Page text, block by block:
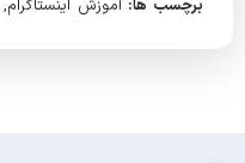
برچسب ها: آموزش اینستاگرام,